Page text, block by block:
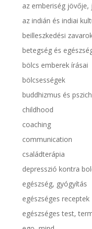
az emberiség jövője,
az indián és indiai
beilleszkedési
betegség és
bölcs emberek írásai
bölcsességek
buddhizmus és
childhood
coaching
communication
családterápia
depresszió kontra
egészség, gyógyítás
egészséges receptek
egészséges test,